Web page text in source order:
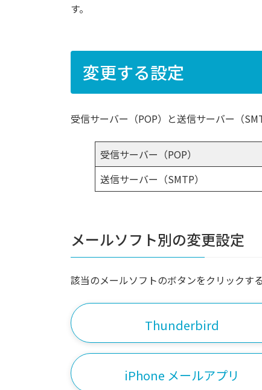
す。
変更する設定
受信サーバー（POP）と送信サーバー（
受信サーバー（POP）
送信サーバー（SMTP）
メールソフト別の変更設定
該当のメールソフトのボタンをクリックす
Thunderbird
iPhone メールアプリ